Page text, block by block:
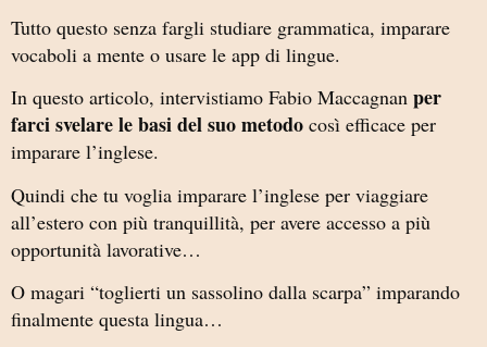
Tutto questo senza fargli studiare grammatica, imparare
vocaboli a mente o usare le app di lingue.
In questo articolo, intervistiamo Fabio Maccagnan per
farci svelare le basi del suo metodo così efficace per
imparare l’inglese.
Quindi che tu voglia imparare l’inglese per viaggiare
all’estero con più tranquillità, per avere accesso a più
opportunità lavorative…
O magari “toglierti un sassolino dalla scarpa” imparando
finalmente questa lingua…